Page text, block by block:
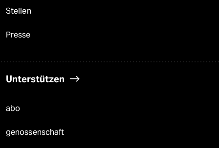
Stellen
Presse
Unterstützen
abo
genossenschaft